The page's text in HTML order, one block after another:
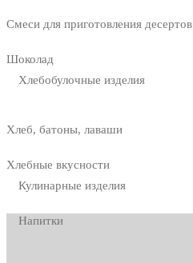
Смеси для приготовления десертов
Шоколад
Хлебобулочные изделия
Хлеб, батоны, лаваши
Хлебные вкусности
Кулинарные изделия
Напитки